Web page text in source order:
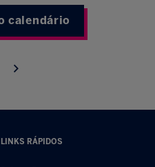
calendário
LINKS RÁPIDOS